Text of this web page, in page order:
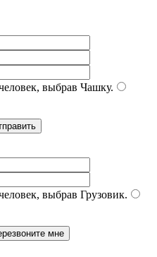
выбрав Чашку.
выбрав Грузовик.